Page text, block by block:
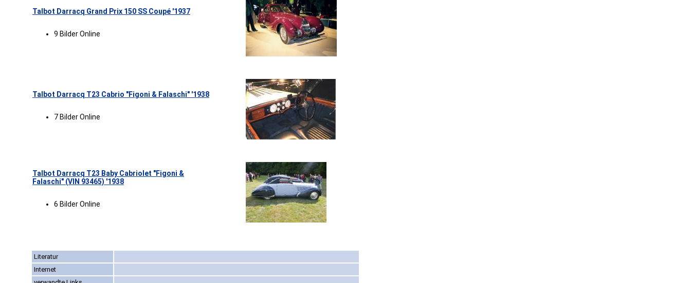
Talbot Darracq Grand Prix 150 SS Coupé '1937
9 Bilder Online
Talbot Darracq T23 Cabrio "Figoni & Falaschi" '1938
7 Bilder Online
Talbot Darracq T23 Baby Cabriolet "Figoni &
Falaschi" (VIN 93465) '1938
6 Bilder Online
Literatur
Internet